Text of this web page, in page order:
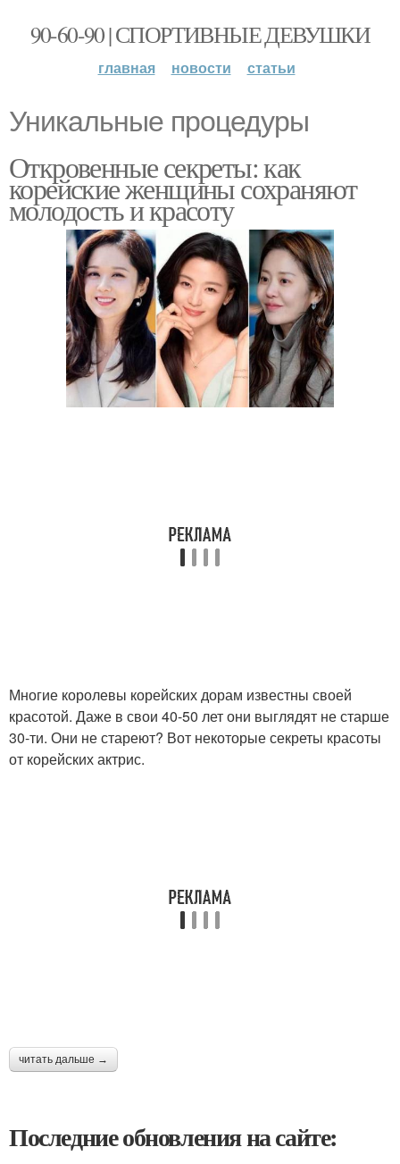
90-60-90 | СПОРТИВНЫЕ ДЕВУШКИ
главная новости статьи
Уникальные процедуры
Откровенные секреты: как
корейские женщины сохраняют
молодость и красоту
Многие королевы корейских дорам известны своей
красотой. Даже в свои 40-50 лет они выглядят не старше
30-ти. Они не стареют? Вот некоторые секреты красоты
от корейских актрис.
читать дальше →
Последние обновления на сайте: